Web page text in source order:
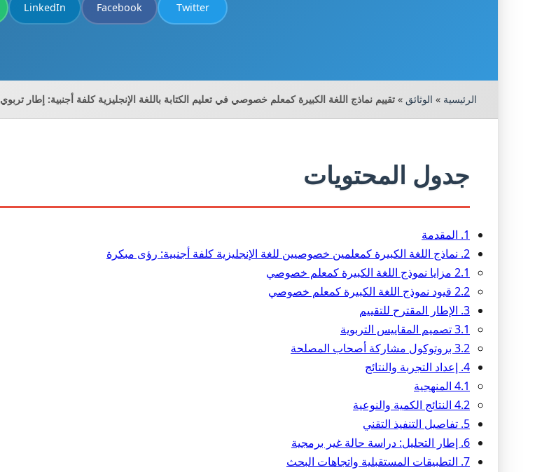
Twitter
Facebook
LinkedIn
الرئيسية » الوثائق » تقييم نماذج اللغة الكبيرة كمعلم خصوصي في تعليم الكتابة باللغة الإنجليزية كلفة أجنبية: إطار تربوي
جدول المحتويات
1. المقدمة
2. نماذج اللغة الكبيرة كمعلمين خصوصيين للغة الإنجليزية كلفة أجنبية: رؤى مبكرة
2.1 مزايا نموذج اللغة الكبيرة كمعلم خصوصي
2.2 قيود نموذج اللغة الكبيرة كمعلم خصوصي
3. الإطار المقترح للتقييم
3.1 تصميم المقاييس التربوية
3.2 بروتوكول مشاركة أصحاب المصلحة
4. إعداد التجربة والنتائج
4.1 المنهجية
4.2 النتائج الكمية والنوعية
5. تفاصيل التنفيذ التقني
6. إطار التحليل: دراسة حالة غير برمجية
7. التطبيقات المستقبلية واتجاهات البحث